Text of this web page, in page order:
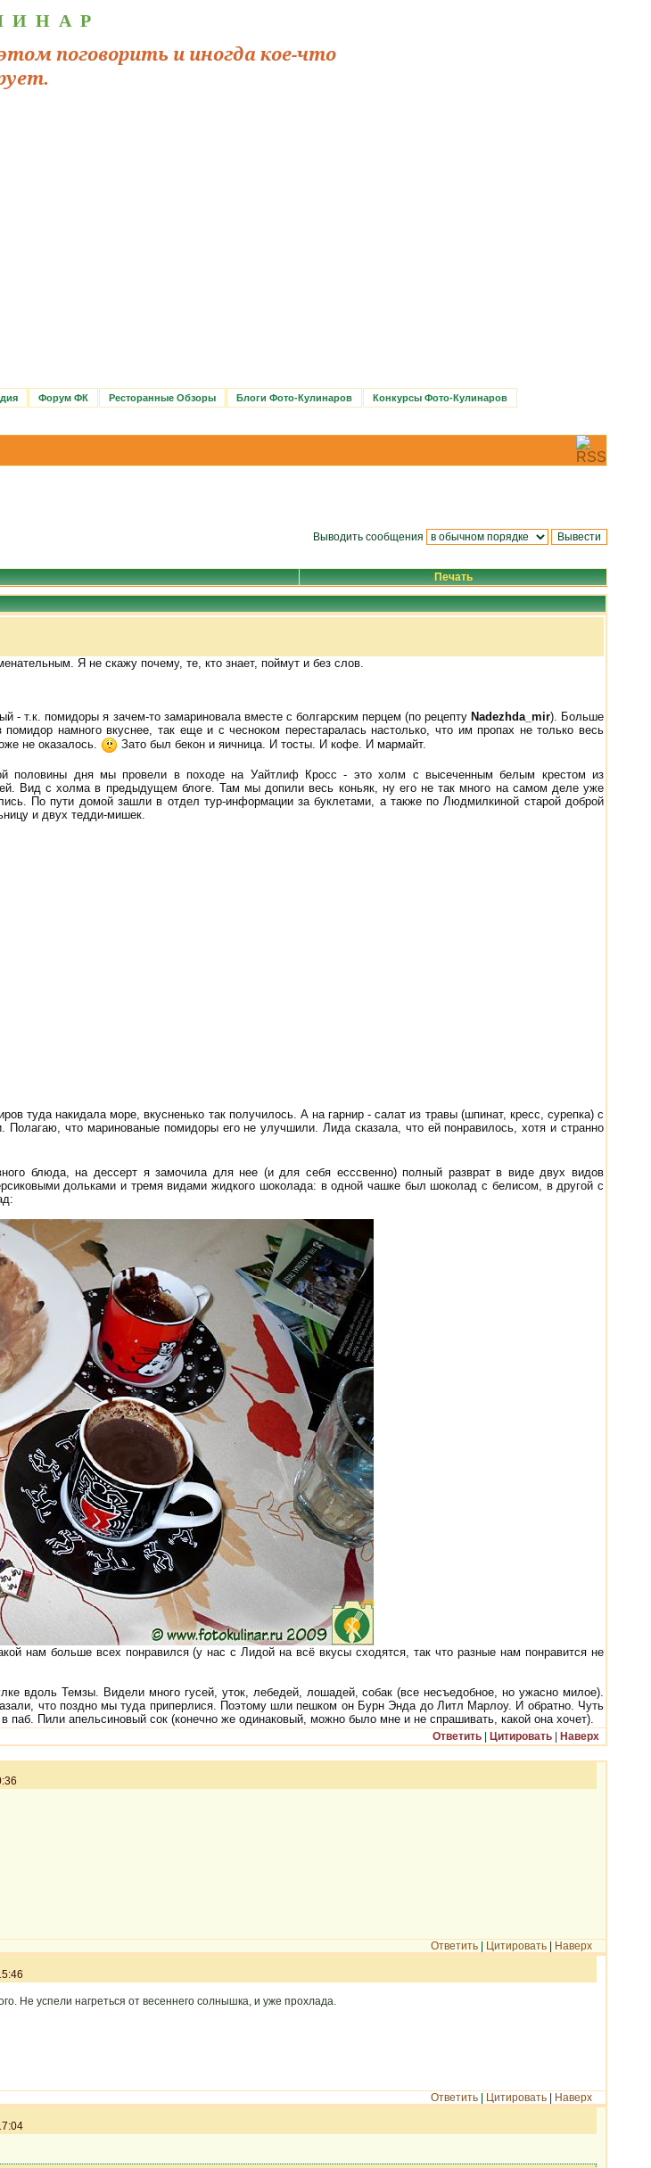
поговорить и иногда кое-что
Форум ФК Ресторанные Обзоры Блоги Фото-Кулинаров
Конкурсы Фото-Кулинаров
Выводить сообщения
Печать
Я не скажу почему, те, кто знает, поймут и без слов.
- т.к. помидоры я зачем-то замариновала вместе с болгарским перцем (по рецепту Nadezhda_mir). Больше
намного вкуснее, так еще и с чесноком перестаралась настолько, что им пропах не только весь
не оказалось.
Зато был бекон и яичница. И тосты. И кофе. И мармайт.
половины дня мы провели в походе на Уайтлиф Кросс - это холм с высеченным белым крестом из
Вид с холма в предыдущем блоге. Там мы допили весь коньяк, ну его не так много на самом деле уже
По пути домой зашли в отдел тур-информации за буклетами, а также по Людмилкиной старой доброй
и двух тедди-мишек.
туда накидала море, вкусненько так получилось. А на гарнир - салат из травы (шпинат, кресс, сурепка) с
что маринованые помидоры его не улучшили. Лида сказала, что ей понравилось, хотя и странно
блюда, на дессерт я замочила для нее (и для себя есссвенно) полный разврат в виде двух видов
дольками и тремя видами жидкого шоколада: в одной чашке был шоколад с белисом, в другой с
нам больше всех понравился (у нас с Лидой на всё вкусы сходятся, так что разные нам понравится не
вдоль Темзы. Видели много гусей, уток, лебедей, лошадей, собак (все несъедобное, но ужасно милое).
что поздно мы туда приперлися. Поэтому шли пешком он Бурн Энда до Литл Марлоу. И обратно. Чуть
паб. Пили апельсиновый сок (конечно же одинаковый, можно было мне и не спрашивать, какой она хочет).
Ответить Цитировать Наверх
Ответить Цитировать
Наверх
Не успели нагреться от весеннего солнышка, и уже прохлада.
Ответить Цитировать
Наверх